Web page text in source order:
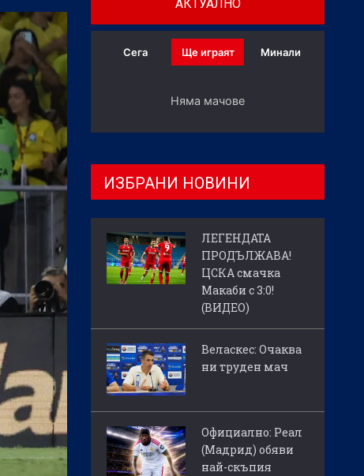
АКТУАЛНО
Сега Ще играят Минали
Няма мачове
ИЗБРАНИ НОВИНИ
ЛЕГЕНДАТА
ПРОДЪЛЖАВА!
ЦСКА смачка
Макаби с 3:0!
(ВИДЕО)
Веласкес: Очаква
ни труден мач
Официално: Реал
(Мадрид) обяви
най-скъпия